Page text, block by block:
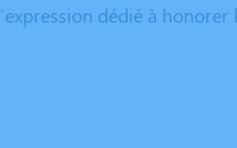
dédié à honorer